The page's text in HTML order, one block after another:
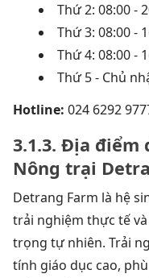
Thứ 2: 08:00 -
Thứ 3: 08:00 -
Thứ 4: 08:00 -
Thứ 5 - Chủ
Hotline: 024 6292
3.1.3. Địa
Nông trại
Detrang Farm là hệ
trải nghiệm thực tế
trọng tự nhiên. Trải
tính giáo dục cao,